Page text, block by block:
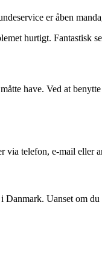
er åben
hurtigt. Fantastisk
have. Ved at
via telefon, e-mail eller
Uanset om